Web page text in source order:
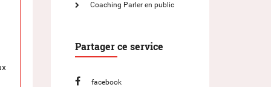
Coaching Parler en public
Partager ce service
facebook